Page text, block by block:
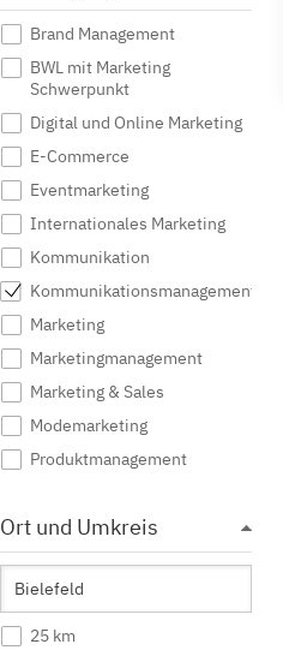
Brand Management
BWL mit Marketing
Schwerpunkt
Digital und Online Marketing
E-Commerce
Eventmarketing
Internationales Marketing
Kommunikation
Kommunikationsmanagement
Marketing
Marketingmanagement
Marketing & Sales
Modemarketing
Produktmanagement
Sportmarketing
Tourismus Marketing
Unternehmenskommunikation
Werbung
Ort und Umkreis
25 km